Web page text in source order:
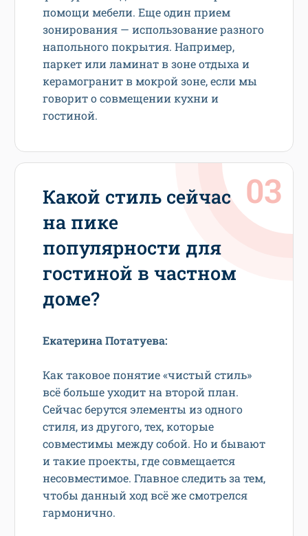
помощи мебели. Еще один прием
зонирования — использование разного
напольного покрытия. Например,
паркет или ламинат в зоне отдыха и
керамогранит в мокрой зоне, если мы
говорит о совмещении кухни и
гостиной.
Какой стиль сейчас
на пике
популярности для
гостиной в частном
доме?
Екатерина Потатуева:
Как таковое понятие «чистый стиль»
всё больше уходит на второй план.
Сейчас берутся элементы из одного
стиля, из другого, тех, которые
совместимы между собой. Но и бывают
и такие проекты, где совмещается
несовместимое. Главное следить за тем,
чтобы данный ход всё же смотрелся
гармонично.